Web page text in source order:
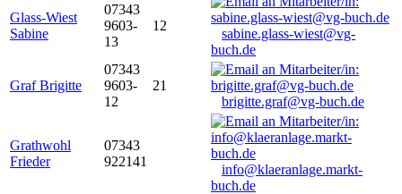
Glass-Wiest
Sabine
07343
9603-
13
12
sabine.glass-wiest@vg-
buch.de
Graf Brigitte
07343
9603-
12
21
brigitte.graf@vg-buch.de
Grathwohl
Frieder
07343
922141
info@klaeranlage.markt-
buch.de